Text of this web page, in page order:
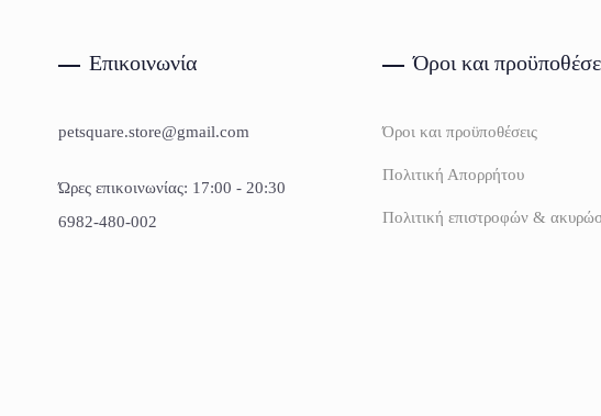
Επικοινωνία
petsquare.store@gmail.com
Ώρες επικοινωνίας: 17:00 - 20:30
6982-480-002
Όροι και
Όροι και προϋποθέσεις
Πολιτική Απορρήτου
Πολιτική επιστροφών &